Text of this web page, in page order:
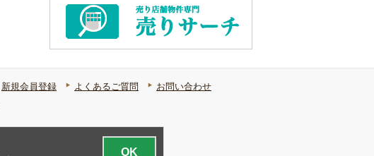
新規会員登録 よくあるご質問
お問い合わせ
OK